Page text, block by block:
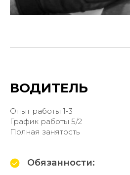
ВОДИТЕЛЬ
Опыт работы 1-3
График работы 5/2
Полная занятость
Обязанности: